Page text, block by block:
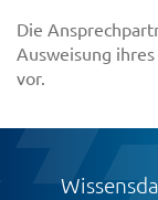
Die
Ausweisung
vor.